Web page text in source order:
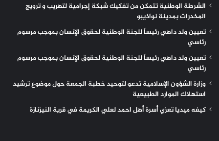
الشرطة الوطنية تتمكن من تفكيك شبكة إجرامية لتهريب و ترويج
المخدرات بمدينة نواذيبو
تعيين ولد داهي رئيساً للجنة الوطنية لحقوق الإنسان بموجب مرسوم
رئاسي
تعيين ولد داهي رئيساً للجنة الوطنية لحقوق الإنسان بموجب مرسوم
رئاسي
وزارة الشؤون الإسلامية تدعو لتوحيد خطبة الجمعة حول موضوع ترشيد
استهلاك الموارد الطبيعية
كيفه ميديا تعزي أسرة أهل احمد لعلي الكريمة في قرية النيزنازة